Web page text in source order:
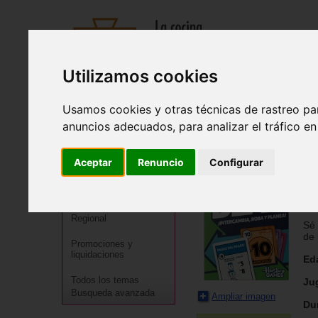
Utilizamos cookies
Usamos cookies y otras técnicas de rastreo
anuncios adecuados, para analizar el tráfico
Aceptar Renuncio Configurar
Inicio>Tienda>Juguetes infantiles>Juguetes por tipo>
Cocineros destacados
Regional
Promociones y
liquidaciones
Todos los temas
Busqueda avanzada
Ampliar imagen
de